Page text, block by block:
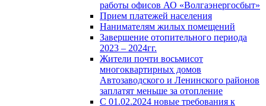
работы офисов АО «Волгаэнергосбыт»
Прием платежей населения
Нанимателям жилых помещений
Завершение отопительного периода
2023 – 2024гг.
Жители почти восьмисот
многоквартирных домов
Автозаводского и Ленинского районов
заплатят меньше за отопление
С 01.02.2024 новые требования к